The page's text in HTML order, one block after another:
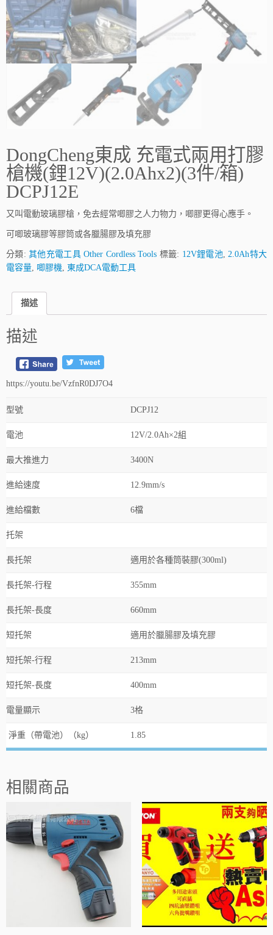
DongCheng東成 充電式兩用打膠
槍機(鋰12V)(2.0Ahx2)(3件/箱)
DCPJ12E
又叫電動玻璃膠槍，免去經常唧膠之人力物力，唧膠更得心應手。
可唧玻璃膠等膠筒或各臘腸膠及填充膠
分類:其他充電工具 Other Cordless Tools 標籤: 12V鋰電池
2.0Ah特大
電容量 唧膠機 東成DCA電動工具
描述
描述
https://youtu.be/VzfnR0DJ7O4
型號 DCPJ12
電池 12V/2.0Ah×2組
最大推進力 3400N
進給速度 12.9mm/s
進給檔數 6檔
托架
長托架 適用於各種筒裝膠(300ml)
長托架-行程 355mm
長托架-長度 660mm
短托架 適用於臘腸膠及填充膠
短托架-行程 213mm
短托架-長度 400mm
電量顯示 3格
淨重（帶電池）（kg） 1.85
相關商品